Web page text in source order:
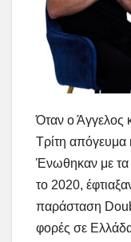
Όταν ο Άγγελος
Τρίτη απόγευμα
Ένωθηκαν με τα
το 2020,
παράσταση
φορές σε